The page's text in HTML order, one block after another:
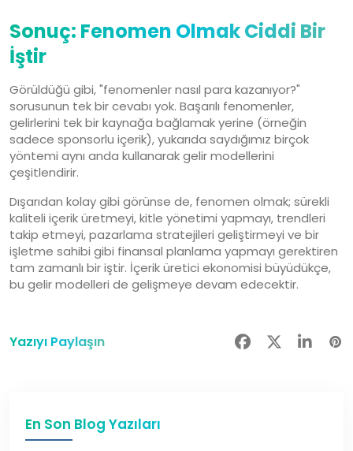
Sonuç: Fenomen Olmak Ciddi Bir
İştir
Görüldüğü gibi, "fenomenler nasıl para kazanıyor?"
sorusunun tek bir cevabı yok. Başarılı fenomenler,
gelirlerini tek bir kaynağa bağlamak yerine (örneğin
sadece sponsorlu içerik), yukarıda saydığımız birçok
yöntemi aynı anda kullanarak gelir modellerini
çeşitlendirir.
Dışarıdan kolay gibi görünse de, fenomen olmak; sürekli
kaliteli içerik üretmeyi, kitle yönetimi yapmayı, trendleri
takip etmeyi, pazarlama stratejileri geliştirmeyi ve bir
işletme sahibi gibi finansal planlama yapmayı gerektiren
tam zamanlı bir iştir. İçerik üretici ekonomisi büyüdükçe,
bu gelir modelleri de gelişmeye devam edecektir.
Yazıyı Paylaşın
En Son Blog Yazıları